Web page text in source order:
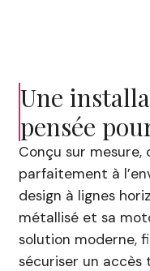
Une
pensée
Conçu sur mesure,
parfaitement à
design à lignes
métallisé et sa
solution moderne,
sécuriser un